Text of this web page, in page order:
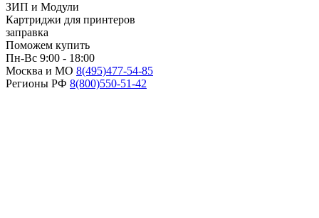
ЗИП и Модули
Картриджи для принтеров
заправка
Поможем купить
Пн-Вс 9:00 - 18:00
Москва и МО 8(495)477-54-85
Регионы РФ 8(800)550-51-42